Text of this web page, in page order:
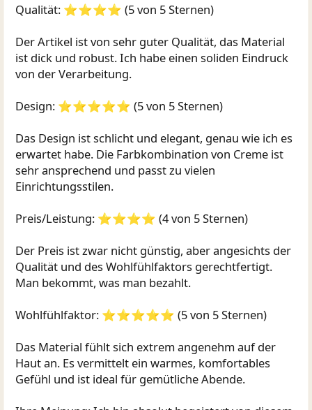
Qualität: ⭐⭐⭐⭐ (5 von 5 Sternen)
Der Artikel ist von sehr guter Qualität, das Material
ist dick und robust. Ich habe einen soliden Eindruck
von der Verarbeitung.
Design: ⭐⭐⭐⭐⭐ (5 von 5 Sternen)
Das Design ist schlicht und elegant, genau wie ich es
erwartet habe. Die Farbkombination von Creme ist
sehr ansprechend und passt zu vielen
Einrichtungsstilen.
Preis/Leistung: ⭐⭐⭐⭐ (4 von 5 Sternen)
Der Preis ist zwar nicht günstig, aber angesichts der
Qualität und des Wohlfühlfaktors gerechtfertigt.
Man bekommt, was man bezahlt.
Wohlfühlfaktor: ⭐⭐⭐⭐⭐ (5 von 5 Sternen)
Das Material fühlt sich extrem angenehm auf der
Haut an. Es vermittelt ein warmes, komfortables
Gefühl und ist ideal für gemütliche Abende.